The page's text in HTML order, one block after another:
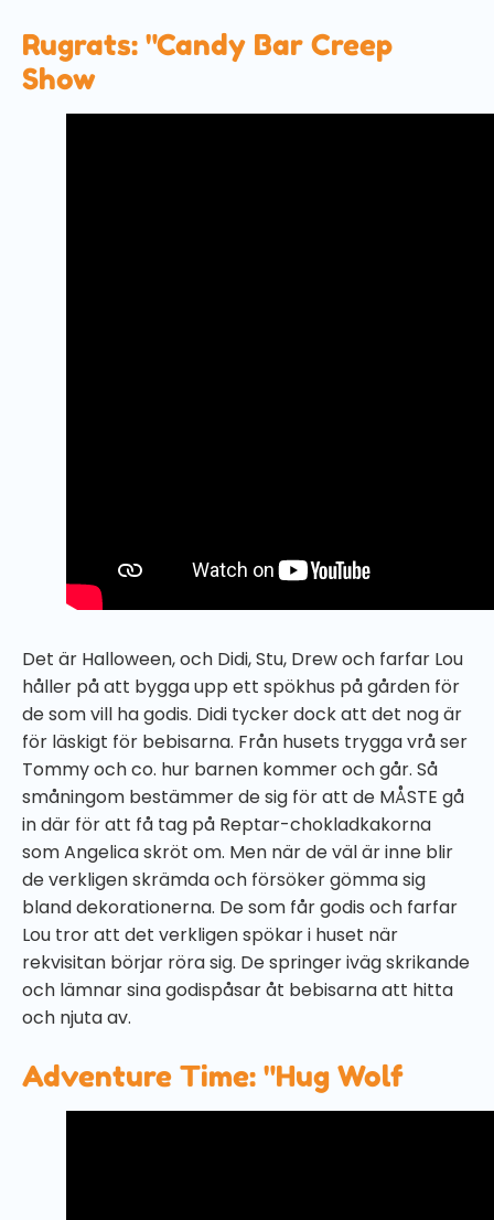
Rugrats: "Candy Bar Creep
Show
Det är Halloween, och Didi, Stu, Drew och farfar Lou
håller på att bygga upp ett spökhus på gården för
de som vill ha godis. Didi tycker dock att det nog är
för läskigt för bebisarna. Från husets trygga vrå ser
Tommy och co. hur barnen kommer och går. Så
småningom bestämmer de sig för att de MÅSTE gå
in där för att få tag på Reptar-chokladkakorna
som Angelica skröt om. Men när de väl är inne blir
de verkligen skrämda och försöker gömma sig
bland dekorationerna. De som får godis och farfar
Lou tror att det verkligen spökar i huset när
rekvisitan börjar röra sig. De springer iväg skrikande
och lämnar sina godispåsar åt bebisarna att hitta
och njuta av.
Adventure Time: "Hug Wolf